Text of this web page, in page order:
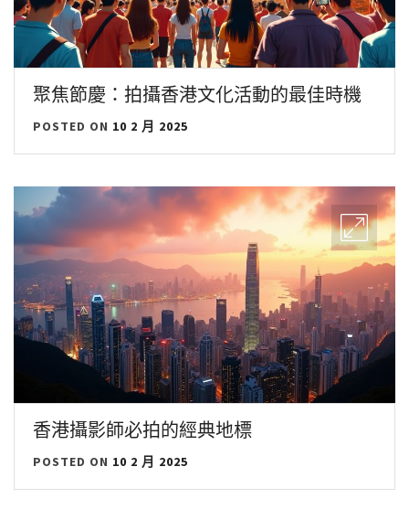
聚焦節慶：拍攝香港文化活動的最佳時機
POSTED ON 10 2 月 2025
香港攝影師必拍的經典地標
POSTED ON 10 2 月 2025